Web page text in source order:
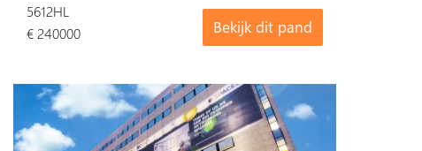
Bekijk dit pand
5612HL
€ 240000